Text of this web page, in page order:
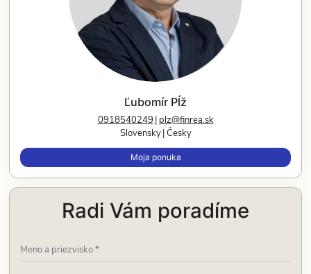
Ľubomír Pĺž
0918540249 plz@finrea.sk
Slovensky Česky
Moja ponuka
Radi Vám poradíme